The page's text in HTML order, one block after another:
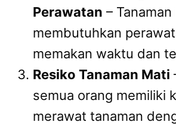
Perawatan –
membutuhkan
memakan waktu dan
Resiko Tanaman Mati
semua orang memiliki
merawat tanaman